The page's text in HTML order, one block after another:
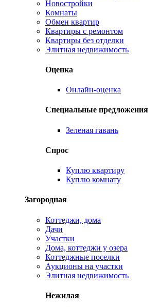
Новостройки
Комнаты
Обмен квартир
Квартиры с ремонтом
Квартиры без отделки
Элитная недвижимость
Оценка
Онлайн-оценка
Специальные предложения
Зеленая гавань
Спрос
Куплю квартиру
Куплю комнату
Загородная
Коттеджи, дома
Дачи
Участки
Дома, коттеджи у озера
Коттеджные поселки
Аукционы на участки
Элитная недвижимость
Нежилая